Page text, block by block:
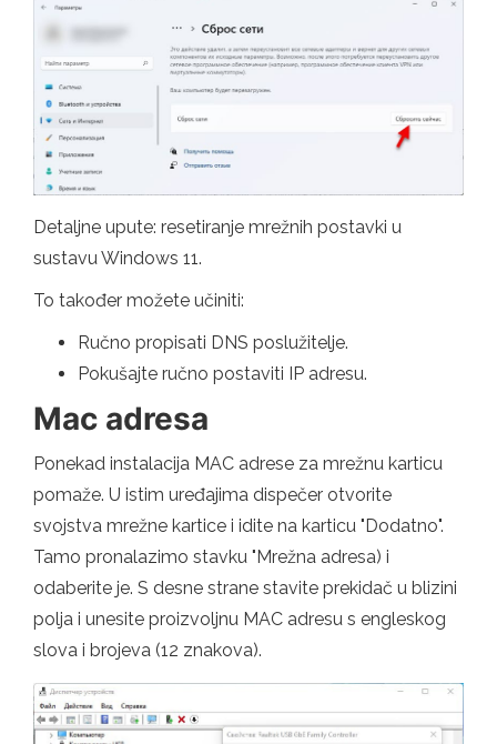
Detaljne upute: resetiranje mrežnih postavki u
sustavu Windows 11.
To također možete učiniti:
Ručno propisati DNS poslužitelje.
Pokušajte ručno postaviti IP adresu.
Mac adresa
Ponekad instalacija MAC adrese za mrežnu karticu
pomaže. U istim uređajima dispečer otvorite
svojstva mrežne kartice i idite na karticu "Dodatno".
Tamo pronalazimo stavku "Mrežna adresa) i
odaberite je. S desne strane stavite prekidač u blizini
polja i unesite proizvoljnu MAC adresu s engleskog
slova i brojeva (12 znakova).